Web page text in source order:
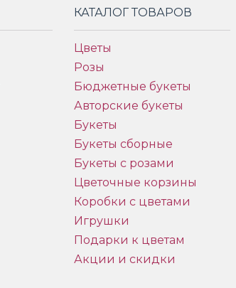
КАТАЛОГ ТОВАРОВ
Цветы
Розы
Бюджетные букеты
Авторские букеты
Букеты
Букеты сборные
Букеты с розами
Цветочные корзины
Коробки с цветами
Игрушки
Подарки к цветам
Акции и скидки